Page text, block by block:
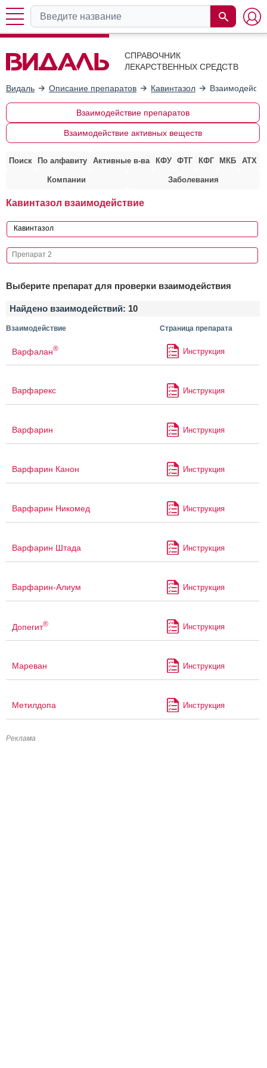
СПРАВОЧНИК
ЛЕКАРСТВЕННЫХ СРЕДСТВ
Видаль Описание препаратов Кавинтазол
Взаимодействие препаратов
Взаимодействие активных веществ
Поиск По алфавиту Активные в-ва КФУ ФТГ КФГ МКБ АТХ
Компании Заболевания
Кавинтазол взаимодействие
Выберите препарат для проверки взаимодействия
Найдено взаимодействий: 10
Взаимодействие Страница препарата
Варфалан® Инструкция
Варфарекс Инструкция
Варфарин Инструкция
Варфарин Канон Инструкция
Варфарин Никомед Инструкция
Варфарин Штада Инструкция
Варфарин-Алиум Инструкция
Допегит® Инструкция
Мареван Инструкция
Метилдопа Инструкция
Реклама